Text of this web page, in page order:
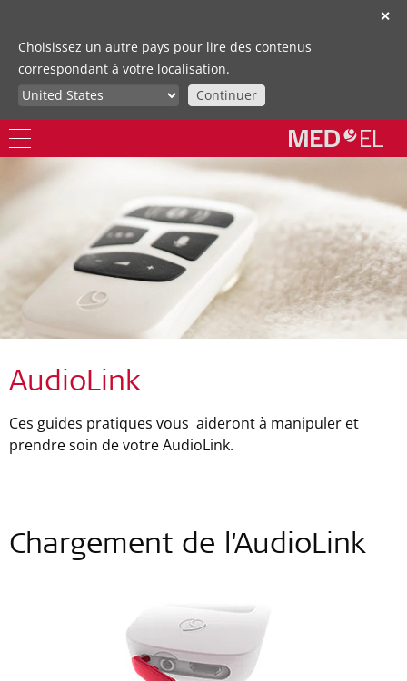
✕
Choisissez un autre pays pour lire des contenus
correspondant à votre localisation.
Continuer
AudioLink
Ces guides pratiques vous aideront à manipuler et
prendre soin de votre AudioLink.
Chargement de l'AudioLink